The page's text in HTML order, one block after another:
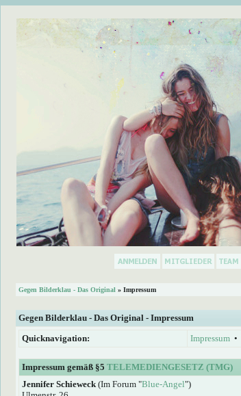
Gegen Bilderklau - Das Original » Impressum
Gegen Bilderklau - Das Original - Impressum
Quicknavigation:
Impressum •
Impressum gemäß §5 TELEMEDIENGESETZ (TMG)
Jennifer Schieweck (Im Forum "Blue-Angel")